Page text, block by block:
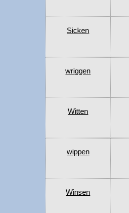
Sicken
wriggen
Witten
wippen
Winsen